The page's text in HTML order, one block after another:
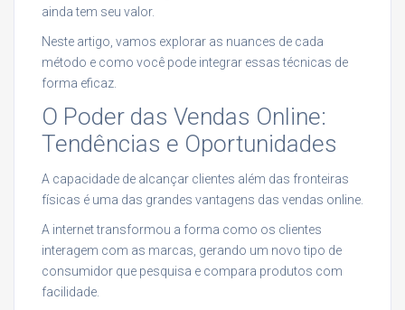
ainda tem seu valor.
Neste artigo, vamos explorar as nuances de cada
método e como você pode integrar essas técnicas de
forma eficaz.
O Poder das Vendas Online:
Tendências e Oportunidades
A capacidade de alcançar clientes além das fronteiras
físicas é uma das grandes vantagens das vendas online.
A internet transformou a forma como os clientes
interagem com as marcas, gerando um novo tipo de
consumidor que pesquisa e compara produtos com
facilidade.